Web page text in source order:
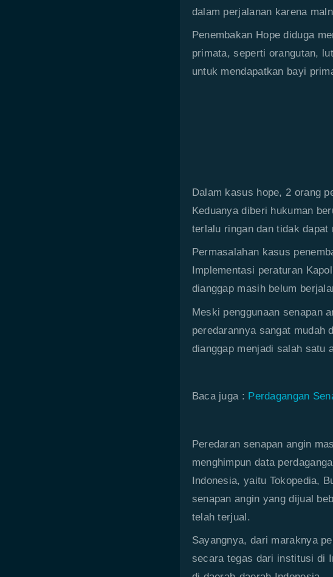
dalam perjalanan karena
Penembakan Hope diduga
primata, seperti orangutan,
untuk mendapatkan bayi
Dalam kasus hope, 2 orang
Keduanya diberi hukuman
terlalu ringan dan tidak
Permasalahan kasus
Implementasi peraturan
dianggap masih belum
Meski penggunaan senapan
peredarannya sangat mudah
dianggap menjadi salah satu
Baca juga : Perdagangan
Peredaran senapan angin
menghimpun data
Indonesia, yaitu Tokopedia,
senapan angin yang dijual
telah terjual.
Sayangnya, dari maraknya
secara tegas dari institusi di